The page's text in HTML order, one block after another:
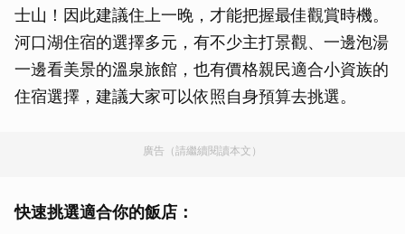
士山！因此建議住上一晚，才能把握最佳觀賞時機。
河口湖住宿的選擇多元，有不少主打景觀、一邊泡湯
一邊看美景的溫泉旅館，也有價格親民適合小資族的
住宿選擇，建議大家可以依照自身預算去挑選。
廣告（請繼續閱讀本文）
快速挑選適合你的飯店：